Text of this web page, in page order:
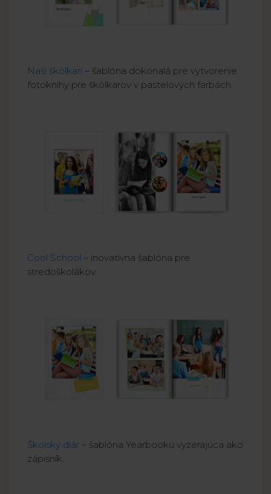
Naši škôlkari – šablóna dokonalá pre vytvorenie
fotoknihy pre škôlkarov v pastelových farbách.
Cool School – inovatívna šablóna pre
stredoškolákov.
Školský diár – šablóna Yearbooku vyzerajúca ako
zápisník.